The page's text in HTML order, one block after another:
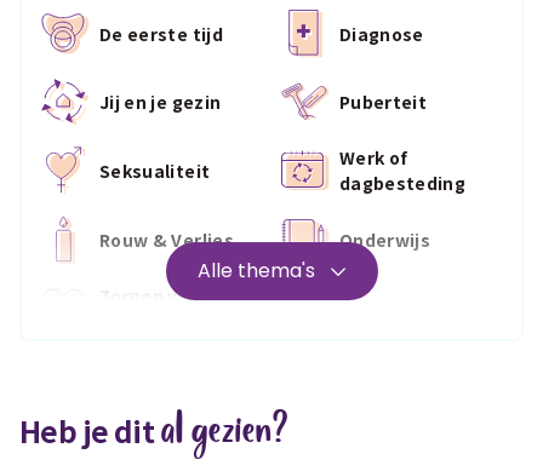
De eerste tijd Diagnose
Jij en je gezin Puberteit
Seksualiteit
Werk of
dagbesteding
Rouw & Verlies Onderwijs
Zorgen voor
Wonen
Geld & wetten
Alle thema's
Heb je dital gezien?